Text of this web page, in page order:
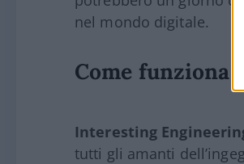
nel mondo digitale.
Come funziona
Interesting
tutti gli amanti